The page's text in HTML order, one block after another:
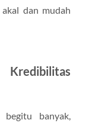
dan mudah
banyak,